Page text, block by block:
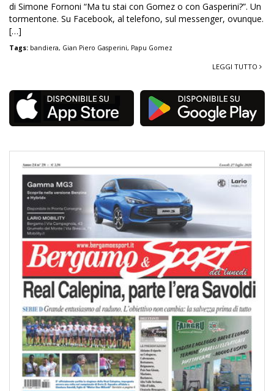
di Simone Fornoni “Ma tu stai con Gomez o con Gasperini?”. Un
tormentone. Su Facebook, al telefono, sul messenger, ovunque.
[…]
Tags: bandiera, Gian Piero Gasperini, Papu Gomez
LEGGI TUTTO